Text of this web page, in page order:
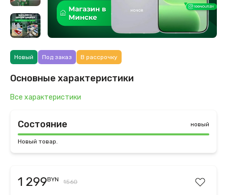
Новый Под заказ В рассрочку
Основные характеристики
Все характеристики
Состояние новый
Новый товар.
1 299BYN 1560